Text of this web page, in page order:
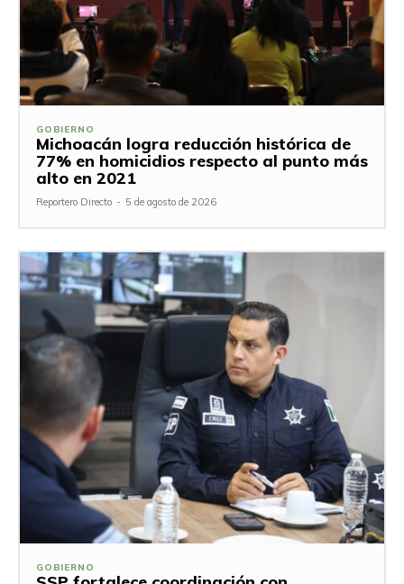
GOBIERNO
Michoacán logra reducción histórica de
77% en homicidios respecto al punto más
alto en 2021
Reportero Directo - 5 de agosto de 2026
GOBIERNO